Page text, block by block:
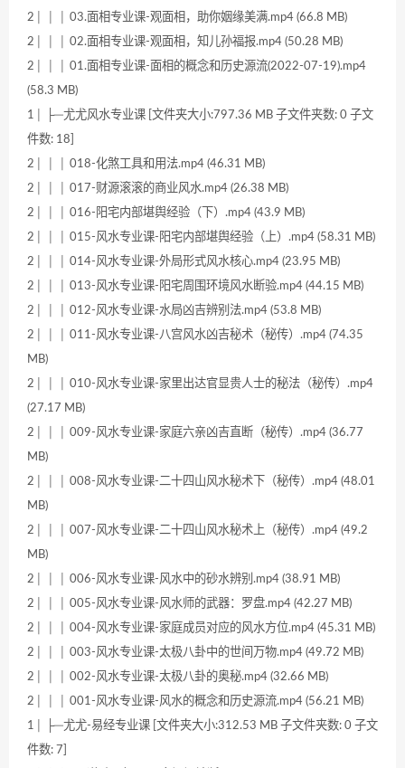
2│ │ │ 03.面相专业课-观面相，助你姻缘美满.mp4 (66.8 MB)
2│ │ │ 02.面相专业课-观面相，知儿孙福报.mp4 (50.28 MB)
2│ │ │ 01.面相专业课-面相的概念和历史源流(2022-07-19).mp4
(58.3 MB)
1│ ├─尤尤风水专业课 [文件夹大小:797.36 MB 子文件夹数: 0 子文
件数: 18]
2│ │ │ 018-化煞工具和用法.mp4 (46.31 MB)
2│ │ │ 017-财源滚滚的商业风水.mp4 (26.38 MB)
2│ │ │ 016-阳宅内部堪舆经验（下）.mp4 (43.9 MB)
2│ │ │ 015-风水专业课-阳宅内部堪舆经验（上）.mp4 (58.31 MB)
2│ │ │ 014-风水专业课-外局形式风水核心.mp4 (23.95 MB)
2│ │ │ 013-风水专业课-阳宅周围环境风水断验.mp4 (44.15 MB)
2│ │ │ 012-风水专业课-水局凶吉辨别法.mp4 (53.8 MB)
2│ │ │ 011-风水专业课-八宫风水凶吉秘术（秘传）.mp4 (74.35
MB)
2│ │ │ 010-风水专业课-家里出达官显贵人士的秘法（秘传）.mp4
(27.17 MB)
2│ │ │ 009-风水专业课-家庭六亲凶吉直断（秘传）.mp4 (36.77
MB)
2│ │ │ 008-风水专业课-二十四山风水秘术下（秘传）.mp4 (48.01
MB)
2│ │ │ 007-风水专业课-二十四山风水秘术上（秘传）.mp4 (49.2
MB)
2│ │ │ 006-风水专业课-风水中的砂水辨别.mp4 (38.91 MB)
2│ │ │ 005-风水专业课-风水师的武器：罗盘.mp4 (42.27 MB)
2│ │ │ 004-风水专业课-家庭成员对应的风水方位.mp4 (45.31 MB)
2│ │ │ 003-风水专业课-太极八卦中的世间万物.mp4 (49.72 MB)
2│ │ │ 002-风水专业课-太极八卦的奥秘.mp4 (32.66 MB)
2│ │ │ 001-风水专业课-风水的概念和历史源流.mp4 (56.21 MB)
1│ ├─尤尤-易经专业课 [文件夹大小:312.53 MB 子文件夹数: 0 子文
件数: 7]